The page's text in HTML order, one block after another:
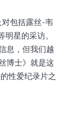
包括露丝-韦
星的采访。
息，但我们越
博士》就是这
性爱纪录片之